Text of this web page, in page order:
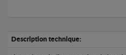
Description technique: